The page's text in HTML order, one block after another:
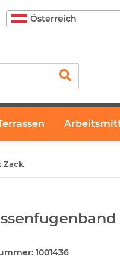
Österreich
Zack
1001436